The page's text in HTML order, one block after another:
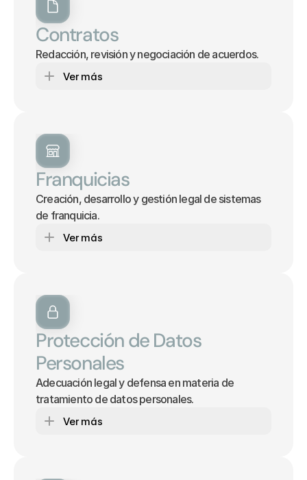
Contratos
Redacción, revisión y negociación de acuerdos.
Ver más
Franquicias
Creación, desarrollo y gestión legal de sistemas
de franquicia.
Ver más
Protección de Datos
Personales
Adecuación legal y defensa en materia de
tratamiento de datos personales.
Ver más